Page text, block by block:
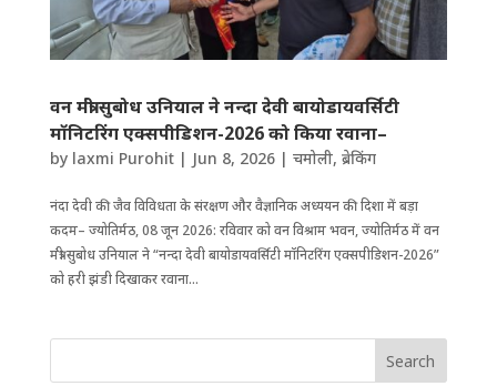
वन मंत्री सुबोध उनियाल ने नन्दा देवी बायोडायवर्सिटी
मॉनिटरिंग एक्सपीडिशन-2026 को किया रवाना–
by laxmi Purohit| Jun 8, 2026| चमोली, ब्रेकिंग
नंदा देवी की जैव विविधता के संरक्षण और वैज्ञानिक अध्ययन की दिशा में बड़ा
कदम– ज्योतिर्मठ, 08 जून 2026: रविवार को वन विश्राम भवन, ज्योतिर्मठ में वन
मंत्री सुबोध उनियाल ने “नन्दा देवी बायोडायवर्सिटी मॉनिटरिंग एक्सपीडिशन-2026”
को हरी झंडी दिखाकर रवाना...